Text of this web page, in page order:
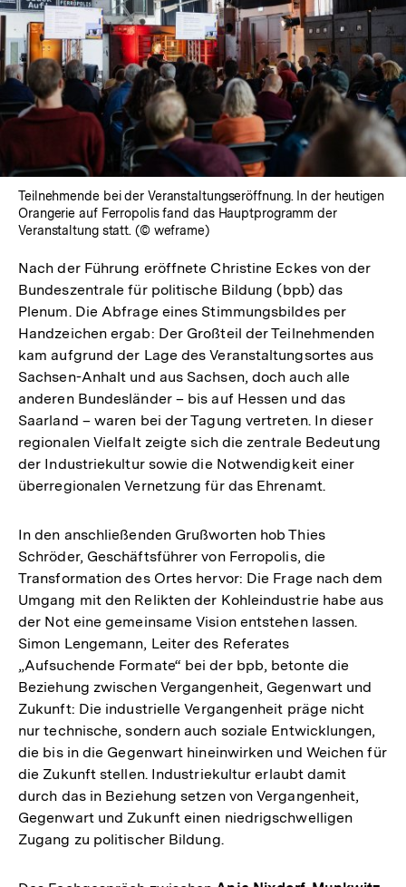
In
Lightbox
öffnen
Teilnehmende bei der Veranstaltungseröffnung. In der heutigen
Orangerie auf Ferropolis fand das Hauptprogramm der
Veranstaltung statt. (© weframe)
Nach der Führung eröffnete Christine Eckes von der
Bundeszentrale für politische Bildung (bpb) das
Plenum. Die Abfrage eines Stimmungsbildes per
Handzeichen ergab: Der Großteil der Teilnehmenden
kam aufgrund der Lage des Veranstaltungsortes aus
Sachsen-Anhalt und aus Sachsen, doch auch alle
anderen Bundesländer – bis auf Hessen und das
Saarland – waren bei der Tagung vertreten. In dieser
regionalen Vielfalt zeigte sich die zentrale Bedeutung
der Industriekultur sowie die Notwendigkeit einer
überregionalen Vernetzung für das Ehrenamt.
In den anschließenden Grußworten hob Thies
Schröder, Geschäftsführer von Ferropolis, die
Transformation des Ortes hervor: Die Frage nach dem
Umgang mit den Relikten der Kohleindustrie habe aus
der Not eine gemeinsame Vision entstehen lassen.
Simon Lengemann, Leiter des Referates
„Aufsuchende Formate“ bei der bpb, betonte die
Beziehung zwischen Vergangenheit, Gegenwart und
Zukunft: Die industrielle Vergangenheit präge nicht
nur technische, sondern auch soziale Entwicklungen,
die bis in die Gegenwart hineinwirken und Weichen für
die Zukunft stellen. Industriekultur erlaubt damit
durch das in Beziehung setzen von Vergangenheit,
Gegenwart und Zukunft einen niedrigschwelligen
Zugang zu politischer Bildung.